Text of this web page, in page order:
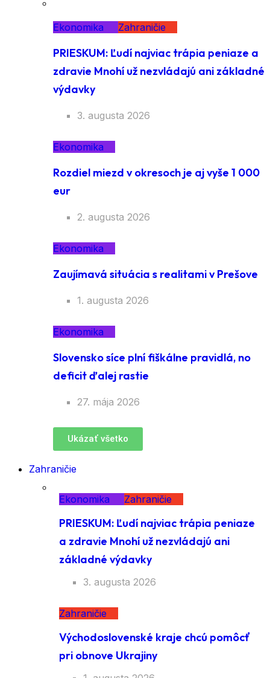
Ekonomika Zahraničie
PRIESKUM: Ľudí najviac trápia peniaze a
zdravie Mnohí už nezvládajú ani základné
výdavky
3. augusta 2026
Ekonomika
Rozdiel miezd v okresoch je aj vyše 1 000
eur
2. augusta 2026
Ekonomika
Zaujímavá situácia s realitami v Prešove
1. augusta 2026
Ekonomika
Slovensko síce plní fiškálne pravidlá, no
deficit ďalej rastie
27. mája 2026
Ukázať všetko
Zahraničie
Ekonomika Zahraničie
PRIESKUM: Ľudí najviac trápia peniaze
a zdravie Mnohí už nezvládajú ani
základné výdavky
3. augusta 2026
Zahraničie
Východoslovenské kraje chcú pomôcť
pri obnove Ukrajiny